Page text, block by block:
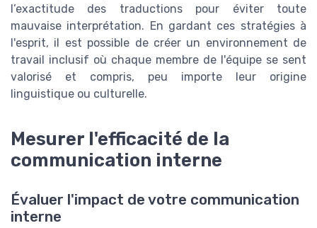
l’exactitude des traductions pour éviter toute
mauvaise interprétation. En gardant ces stratégies à
l'esprit, il est possible de créer un environnement de
travail inclusif où chaque membre de l'équipe se sent
valorisé et compris, peu importe leur origine
linguistique ou culturelle.
Mesurer l'efficacité de la
communication interne
Évaluer l'impact de votre communication
interne